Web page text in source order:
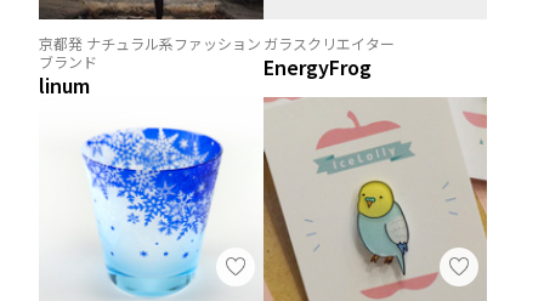
京都発 ナチュラル系ファッション
ブランド
linum
ガラスクリエイター
EnergyFrog